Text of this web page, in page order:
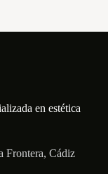
en estética
Frontera, Cádiz